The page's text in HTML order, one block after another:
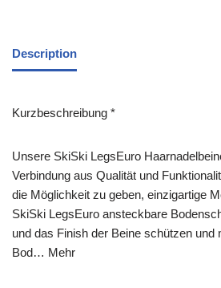
Description
Kurzbeschreibung *
Unsere SkiSki LegsEuro
Verbindung aus Qualität und
die Möglichkeit zu geben, einzigartige
SkiSki LegsEuro ansteckbare
und das Finish der Beine schützen und
Bod… Mehr